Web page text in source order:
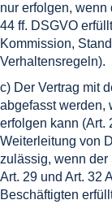
nur erfolgen, wenn
44 ff. DSGVO
Kommission,
Verhaltensregeln).
c) Der Vertrag mit
abgefasst werden,
erfolgen kann (Art.
Weiterleitung von
zulässig, wenn der
Art. 29 und Art. 32
Beschäftigten